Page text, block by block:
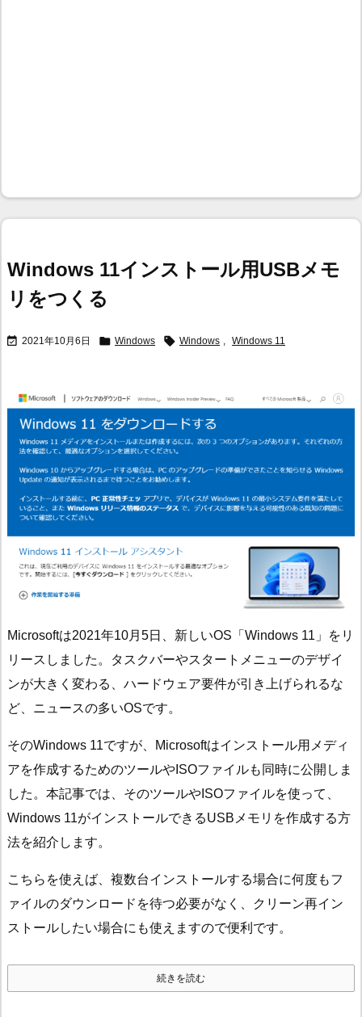
Windows 11インストール用USBメモ
リをつくる
 2021年10月6日  Windows  Windows , Windows 11
Microsoftは2021年10月5日、新しいOS「Windows 11」をリ
リースしました。タスクバーやスタートメニューのデザイ
ンが大きく変わる、ハードウェア要件が引き上げられるな
ど、ニュースの多いOSです。
そのWindows 11ですが、Microsoftはインストール用メディ
アを作成するためのツールやISOファイルも同時に公開しま
した。本記事では、そのツールやISOファイルを使って、
Windows 11がインストールできるUSBメモリを作成する方
法を紹介します。
こちらを使えば、複数台インストールする場合に何度もフ
ァイルのダウンロードを待つ必要がなく、クリーン再イン
ストールしたい場合にも使えますので便利です。
続きを読む